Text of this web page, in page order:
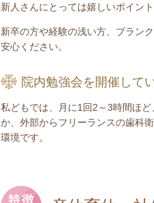
新人さんにとっては嬉しいポイン
新卒の方や経験の浅い方、ブラン
安心ください。
院内勉強会を開催して
私どもでは、月に1回2～3時間ほ
か、外部からフリーランスの歯科
環境です。